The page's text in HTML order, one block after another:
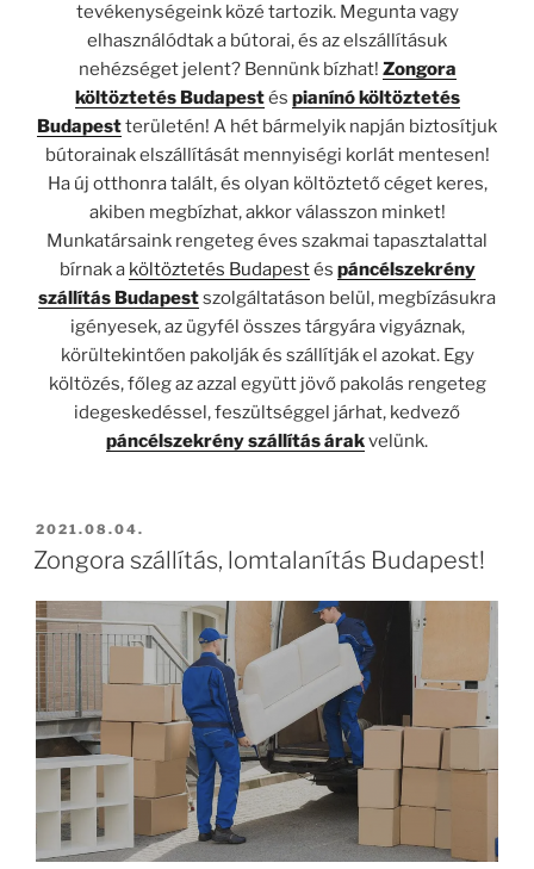
tevékenységeink közé tartozik. Megunta vagy
elhasználódtak a bútorai, és az elszállításuk
nehézséget jelent? Bennünk bízhat! Zongora
költöztetés Budapestés pianínó költöztetés
Budapestterületén! A hét bármelyik napján biztosítjuk
bútorainak elszállítását mennyiségi korlát mentesen!
Ha új otthonra talált, és olyan költöztető céget keres,
akiben megbízhat, akkor válasszon minket!
Munkatársaink rengeteg éves szakmai tapasztalattal
bírnak a költöztetés Budapestés páncélszekrény
szállítás Budapestszolgáltatáson belül, megbízásukra
igényesek, az ügyfél összes tárgyára vigyáznak,
körültekintően pakolják és szállítják el azokat. Egy
költözés, főleg az azzal együtt jövő pakolás rengeteg
idegeskedéssel, feszültséggel járhat, kedvező
páncélszekrény szállítás árakvelünk.
BEKÜLDVE:
2021.08.04.
Zongora szállítás, lomtalanítás Budapest!